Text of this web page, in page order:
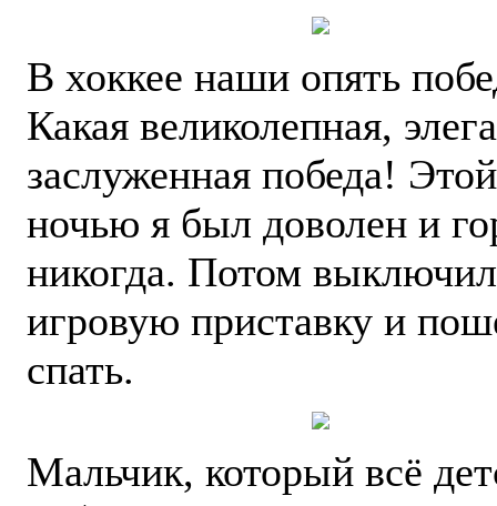
В хоккее наши опять
Какая великолепная,
заслуженная победа! Этой
ночью я был доволен и
никогда. Потом выключил
игровую приставку и
спать.
Мальчик, который всё